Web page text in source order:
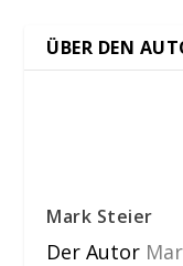
ÜBER DEN
Mark Steier
Der Autor